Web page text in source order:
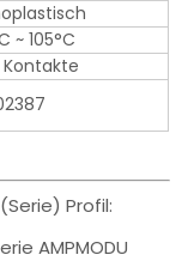
~ 105°C
Profil:
AMPMODU